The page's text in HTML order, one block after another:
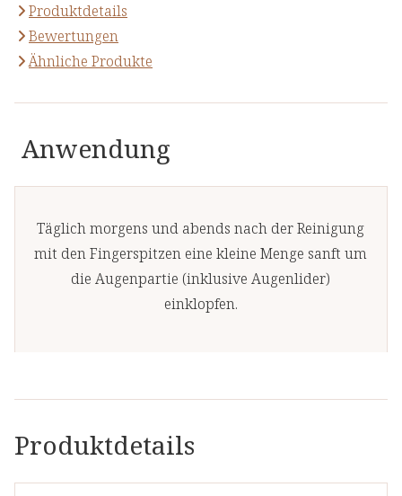
Produktdetails
Bewertungen
Ähnliche Produkte
Anwendung
Täglich morgens und abends nach der Reinigung
mit den Fingerspitzen eine kleine Menge sanft um
die Augenpartie (inklusive Augenlider)
einklopfen.
Produktdetails